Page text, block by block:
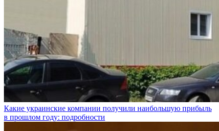
Какие украинские компании получили наибольшую прибыль
в прошлом году: подробности